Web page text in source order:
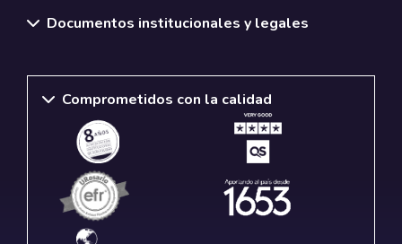
Documentos institucionales y legales
Comprometidos con la calidad